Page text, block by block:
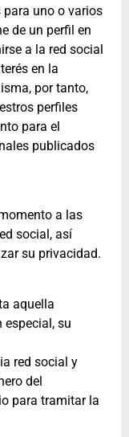
uno o varios
de un perfil en
a la red social
en la
por tanto,
perfiles
para el
publicados
a las
social, así
su privacidad.
aquella
especial, su
red social y
del
para tramitar la